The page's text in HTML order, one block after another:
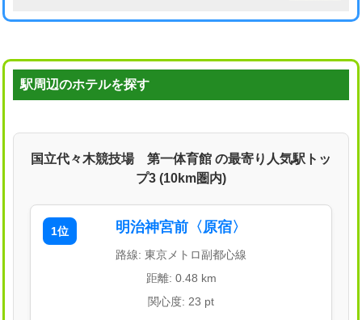
駅周辺のホテルを探す
国立代々木競技場 第一体育館 の最寄り人気駅トッ
プ3 (10km圏内)
1位 明治神宮前〈原宿〉
路線: 東京メトロ副都心線
距離: 0.48 km
関心度: 23 pt